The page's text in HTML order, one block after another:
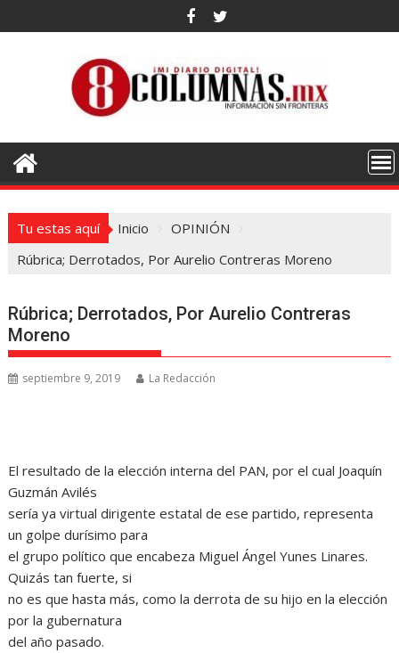
al
Tu estas aquí Inicio
OPINIÓN
Rúbrica; Derrotados, Por Aurelio Contreras Moreno
Rúbrica; Derrotados, Por Aurelio Contreras
Moreno
septiembre 9, 2019 La Redacción
El resultado de la elección interna del PAN, por el cual Joaquín
Guzmán Avilés
sería ya virtual dirigente estatal de ese partido, representa
un golpe durísimo para
el grupo político que encabeza Miguel Ángel Yunes Linares.
Quizás tan fuerte, si
no es que hasta más, como la derrota de su hijo en la elección
por la gubernatura
del año pasado.